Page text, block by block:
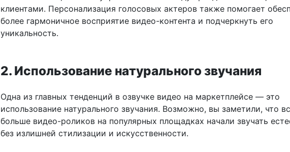
клиентами. Персонализация голосовых актеров также помогает
более гармоничное восприятие видео-контента и подчеркнуть его
уникальность.
2. Использование натурального звучания
Одна из главных тенденций в озвучке видео на маркетплейсе — это
использование натурального звучания. Возможно, вы заметили, что
больше видео-роликов на популярных площадках начали звучать
без излишней стилизации и искусственности.